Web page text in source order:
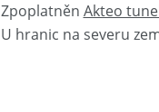
Zpoplatněn Akteo
U hranic na severu